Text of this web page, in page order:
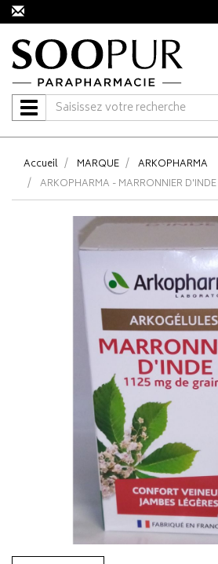
Navigation
Accueil MARQUE
ARKOPHARMA
ARKOPHARMA - MARRONNIER D'INDE